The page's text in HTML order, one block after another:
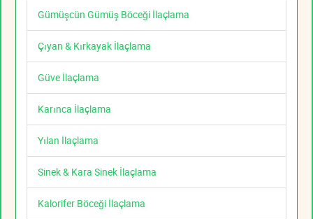
Gümüşcün Gümüş Böceği İlaçlama
Çıyan & Kırkayak İlaçlama
Güve İlaçlama
Karınca İlaçlama
Yılan İlaçlama
Sinek & Kara Sinek İlaçlama
Kalorifer Böceği İlaçlama